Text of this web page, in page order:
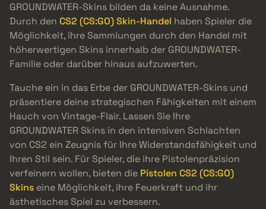
GROUNDWATER-Skins bilden da keine Ausnahme.
Durch den CS2 (CS:GO) Skin-Handel haben Spieler die
Möglichkeit, ihre Sammlungen durch den Handel mit
höherwertigen Skins innerhalb der GROUNDWATER-
Familie oder darüber hinaus aufzuwerten.
Tauche ein in das Erbe der GROUNDWATER-Skins und
präsentiere deine strategischen Fähigkeiten mit einem
Hauch von Vintage-Flair. Lassen Sie Ihre
GROUNDWATER Skins in den intensiven Schlachten
von CS2 ein Zeugnis für Ihre Widerstandsfähigkeit und
Ihren Stil sein. Für Spieler, die ihre Pistolenpräzision
verfeinern wollen, bieten die Pistolen CS2 (CS:GO)
Skins eine Möglichkeit, ihre Feuerkraft und ihr
ästhetisches Spiel zu verbessern.